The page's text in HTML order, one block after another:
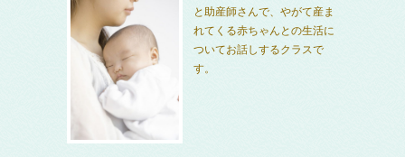
と助産師さんで、やがて産ま
れてくる赤ちゃんとの生活に
ついてお話しするクラスで
す。